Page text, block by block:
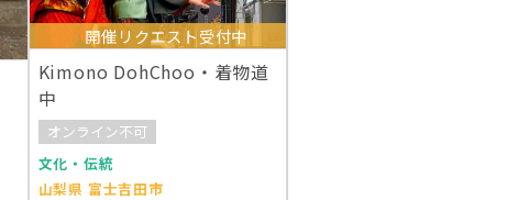
開催リクエスト受付中
Kimono DohChoo・着物道
中
オンライン不可
文化・伝統
山梨県 富士吉田市